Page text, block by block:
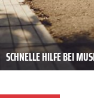
SCHNELLE HILFE BEI